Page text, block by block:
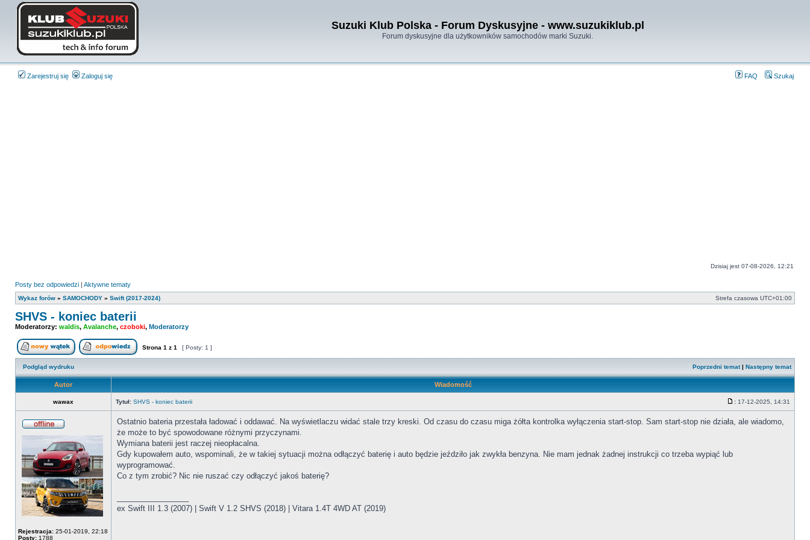
Suzuki Klub Polska - Forum Dyskusyjne - www.suzukiklub.pl
Forum dyskusyjne dla użytkowników samochodów marki Suzuki.
Zarejestruj się Zaloguj się FAQ Szukaj
Dzisiaj jest 07-08-2026, 12:21
Posty bez odpowiedzi | Aktywne tematy
Wykaz forów » SAMOCHODY » Swift (2017-2024) Strefa czasowa UTC+01:00
SHVS - koniec baterii
Moderatorzy: waldis, Avalanche, czoboki, Moderatorzy
Nowy temat Odpowiedz w temacie
Strona 1 z 1 [ Posty: 1 ]
Podgląd wydruku Poprzedni temat| Następny temat
Autor Wiadomość
wawax Tytuł: SHVS - koniec baterii
: 17-12-2025, 14:31
Rejestracja: 25-01-2019, 22:18
Posty: 1788
Ostatnio bateria przestała ładować i oddawać. Na wyświetlaczu widać stale trzy kreski. Od czasu do czasu miga żółta kontrolka wyłączenia start-stop. Sam start-stop nie działa, ale wiadomo,
że może to być spowodowane różnymi przyczynami.
Wymiana baterii jest raczej nieopłacalna.
Gdy kupowałem auto, wspominali, że w takiej sytuacji można odłączyć baterię i auto będzie jeździło jak zwykła benzyna. Nie mam jednak żadnej instrukcji co trzeba wypiąć lub
wyprogramować.
Co z tym zrobić? Nic nie ruszać czy odłączyć jakoś baterię?
ex Swift III 1.3 (2007) | Swift V 1.2 SHVS (2018) | Vitara 1.4T 4WD AT (2019)